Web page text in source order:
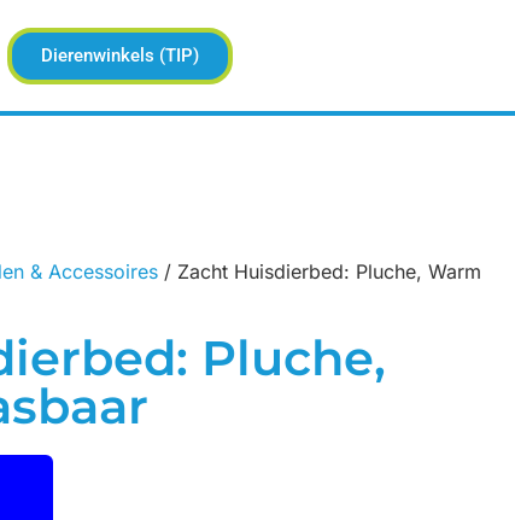
Dierenwinkels (TIP)
& Accessoires / Zacht Huisdierbed: Pluche, Warm
Pluche,